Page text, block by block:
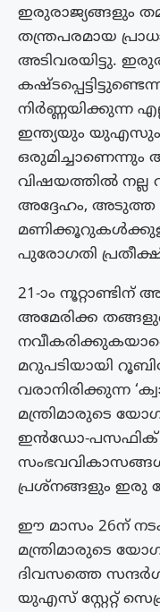
ഇരുരാജ്യങ്ങളും
തന്ത്രപരമായ
അടിവരയിട്ടു.
നിർണ്ണയിക്കുന്ന
ഇന്ത്യയും യുഎസും
വിഷയത്തില്‍ നല്ല
അദ്ദേഹം,
പുരോഗതി
21-ാം
അമേരിക്ക
മറുപടിയായി
വരാനിരിക്കുന്ന
മന്ത്രിമാരുടെ
ഇന്‍ഡോ-പസഫിക്
സംഭവവികാസങ്ങള്‍
പ്രശ്‌നങ്ങളും ഇരു
ഈ മാസം 26ന്
മന്ത്രിമാരുടെ
ദിവസത്തെ
യുഎസ് സ്റ്റേറ്റ്